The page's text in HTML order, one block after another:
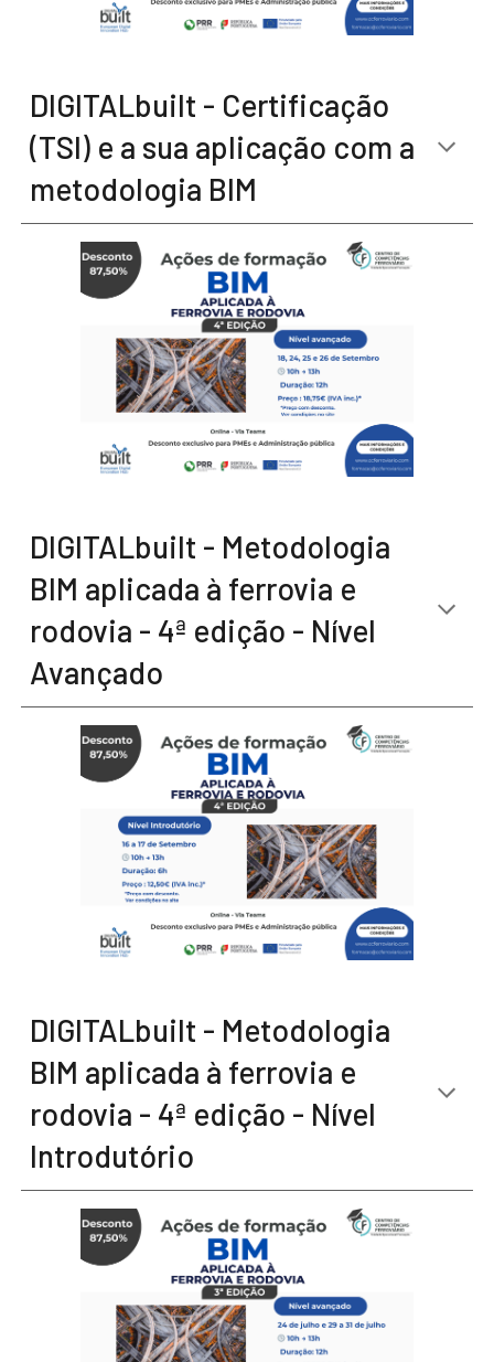
DIGITALbuilt - Certificação
(TSI) e a sua aplicação com a
metodologia BIM
DIGITALbuilt - Metodologia
BIM aplicada à ferrovia e
rodovia - 4ª edição - Nível
Avançado
DIGITALbuilt - Metodologia
BIM aplicada à ferrovia e
rodovia - 4ª edição - Nível
Introdutório